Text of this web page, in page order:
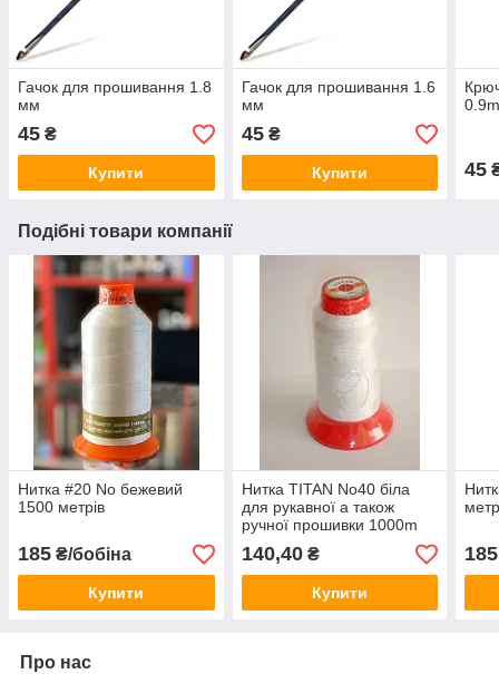
Гачок для прошивання 1.8
мм
45 ₴
Купити
Гачок для прошивання 1.6
мм
45₴
Купити 45
Подібні товари компанії
Нитка #20 No бежевий
1500 метрів
185 ₴/бобіна
Купити
Нитка TITAN No40 біла
для рукавної а також
ручної прошивки 1000m
140,40₴
Купити
185
Про нас